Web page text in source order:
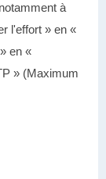
à
l'effort » en «
en «
» (Maximum